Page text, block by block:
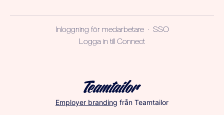
Inloggning för medarbetare · SSO
Logga in till Connect
Employer branding från Teamtailor